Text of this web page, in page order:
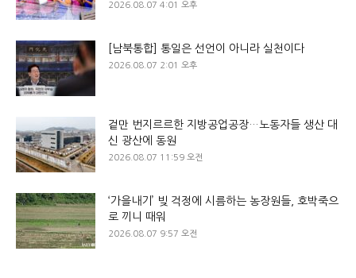
2026.08.07 4:01 오후
[남북통합] 통일은 선언이 아니라 실천이다
2026.08.07 2:01 오후
겉만 번지르르한 지방공업공장…노동자들 생산 대
신 광산에 동원
2026.08.07 11:59 오전
‘가을내기’ 빚 걱정에 시름하는 농장원들, 호박죽으
로 끼니 때워
2026.08.07 9:57 오전